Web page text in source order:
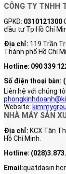
CÔNG TY TNHH
GPKD: 0310121300
đầu tư Tp Hồ Chí
Địa chỉ: 119 Trần
Thành phố Hồ Chí
Hotline: 090 339
Số điện thoại bàn:
Liên hệ với chúng
Website:
NHÀ MÁY SẢN
Địa chỉ: KCX Tân
Hồ Chí Minh.
Hotline:
Email: